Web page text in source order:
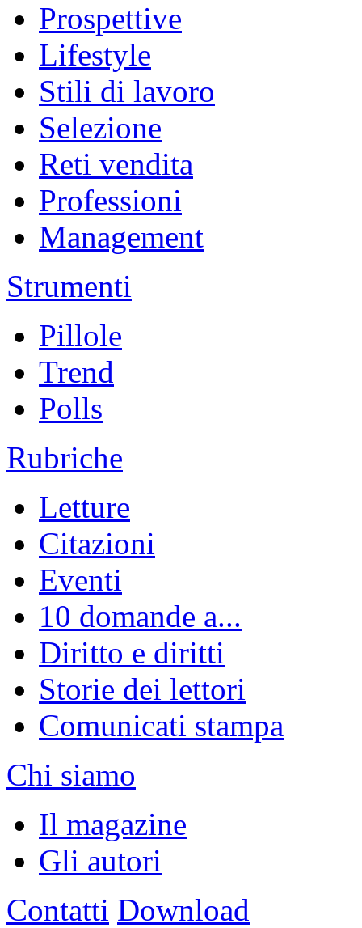
Prospettive
Lifestyle
Stili di lavoro
Selezione
Reti vendita
Professioni
Management
Strumenti
Pillole
Trend
Polls
Rubriche
Letture
Citazioni
Eventi
10 domande a...
Diritto e diritti
Storie dei lettori
Comunicati stampa
Chi siamo
Il magazine
Gli autori
Contatti Download